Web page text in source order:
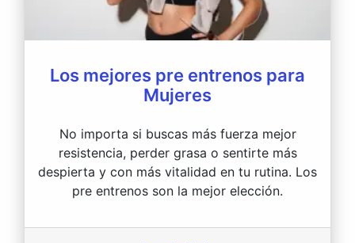
Los mejores pre entrenos para
Mujeres
No importa si buscas más fuerza mejor
resistencia, perder grasa o sentirte más
despierta y con más vitalidad en tu rutina. Los
pre entrenos son la mejor elección.